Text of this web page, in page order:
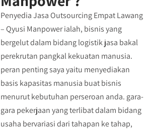
Penyedia Jasa Outsourcing Empat Lawang
– Qyusi Manpower ialah, bisnis yang
bergelut dalam bidang logistik jasa bakal
perekrutan pangkal kekuatan manusia.
peran penting saya yaitu menyediakan
basis kapasitas manusia buat bisnis
menurut kebutuhan perseroan anda. gara-
gara pekerjaan yang terlibat dalam bidang
usaha bervariasi dari tahapan ke tahap,